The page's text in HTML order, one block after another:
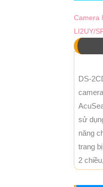
Camera
LI2UY/
DS-
sử
năng
trang
2